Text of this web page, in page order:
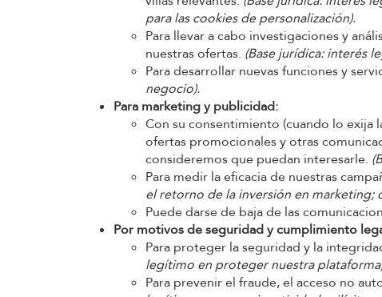
para las cookies de personalización).
Para llevar a cabo investigaciones y
nuestras ofertas. (Base jurídica: interés
Para desarrollar nuevas funciones y
negocio).
Para marketing y publicidad:
Con su consentimiento (cuando lo exija
ofertas promocionales y otras
consideremos que puedan interesarle.
Para medir la eficacia de nuestras
el retorno de la inversión en marketing;
Puede darse de baja de las
Por motivos de seguridad y cumplimiento
Para proteger la seguridad y la
legítimo en proteger nuestra
Para prevenir el fraude, el acceso no